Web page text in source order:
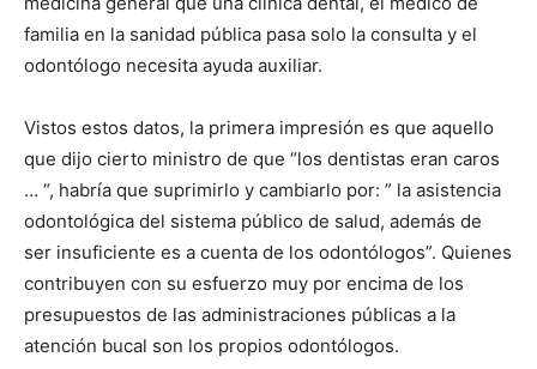
familia en la sanidad pública pasa solo la consulta y el
odontólogo necesita ayuda auxiliar.
Vistos estos datos, la primera impresión es que aquello
que dijo cierto ministro de que “los dentistas eran caros
… “, habría que suprimirlo y cambiarlo por: ” la asistencia
odontológica del sistema público de salud, además de
ser insuficiente es a cuenta de los odontólogos”. Quienes
contribuyen con su esfuerzo muy por encima de los
presupuestos de las administraciones públicas a la
atención bucal son los propios odontólogos.